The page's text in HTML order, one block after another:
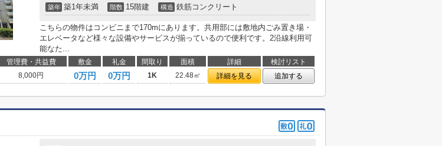
築年 築1年未満 階数 15階建 構造 鉄筋コンクリート
こちらの物件はコンビニまで170mにあります。共用部には敷地内ごみ置き場・
エレベータなど様々な設備やサービスが揃っているので便利です。2沿線利用可
能なた...
管理費・共益費 敷金 礼金 間取り 面積 詳細
検討リスト
8,000円 0万円 0万円 1K 22.48㎡ 詳細を見る 追加する